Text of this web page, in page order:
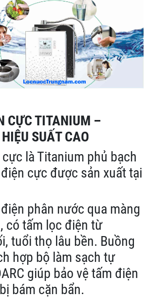
CỰC TITANIUM –
SUẤT CAO
là Titanium phủ bạch
cực được sản xuất tại
phân nước qua màng
có tấm lọc điện từ
tuổi thọ lâu bền. Buồng
hợp bộ làm sạch tự
giúp bảo vệ tấm điện
bám cặn bẩn.